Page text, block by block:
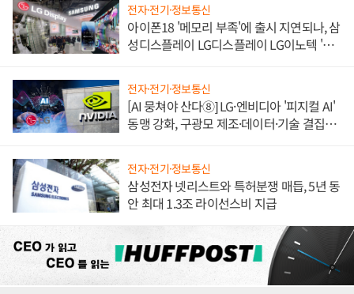
전자·전기·정보통신
아이폰18 '메모리 부족'에 출시 지연되나, 삼
성디스플레이 LG디스플레이 LG이노텍 '탈
전자·전기·정보통신
[AI 뭉쳐야 산다⑧] LG·엔비디아 '피지컬 AI'
동맹 강화, 구광모 제조·데이터·기술 결집
전자·전기·정보통신
삼성전자 넷리스트와 특허분쟁 매듭, 5년 동
안 최대 1.3조 라이선스비 지급